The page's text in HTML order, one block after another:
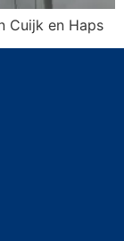
Cuijk en Haps